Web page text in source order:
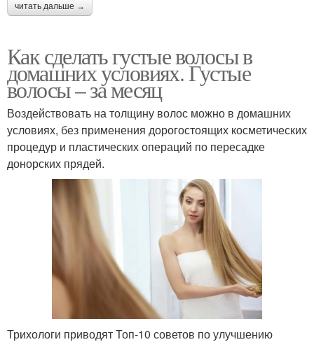
читать дальше →
Как сделать густые волосы в
домашних условиях. Густые
волосы – за месяц
Воздействовать на толщину волос можно в домашних
условиях, без применения дорогостоящих косметических
процедур и пластических операций по пересадке
донорских прядей.
Трихологи приводят Топ-10 советов по улучшению